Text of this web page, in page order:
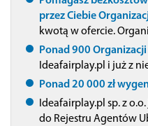
przez Ciebie
kwotą w ofercie.
Ponad 900 Organizacji
Ideafairplay.pl i już z
Ponad 20 000 zł
Ideafairplay.pl sp. z
do Rejestru Agentów